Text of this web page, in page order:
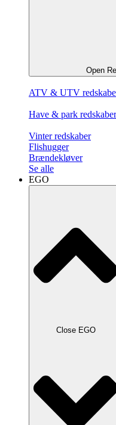
Open
ATV & UTV
Have & park redskaber
Vinter redskaber
Flishugger
Brændekløver
Se alle
EGO
Close EGO